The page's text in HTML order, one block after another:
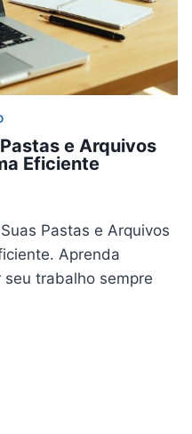
e Arquivos
Eficiente
Pastas e Arquivos
Aprenda
trabalho sempre